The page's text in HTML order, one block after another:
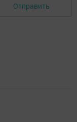
Отправить